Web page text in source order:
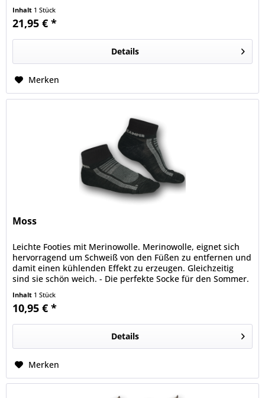
Inhalt 1 Stück
21,95 € *
Details
Merken
Moss
Leichte Footies mit Merinowolle. Merinowolle, eignet sich
hervorragend um Schweiß von den Füßen zu entfernen und
damit einen kühlenden Effekt zu erzeugen. Gleichzeitig
sind sie schön weich. - Die perfekte Socke für den Sommer.
Inhalt 1 Stück
10,95 € *
Details
Merken